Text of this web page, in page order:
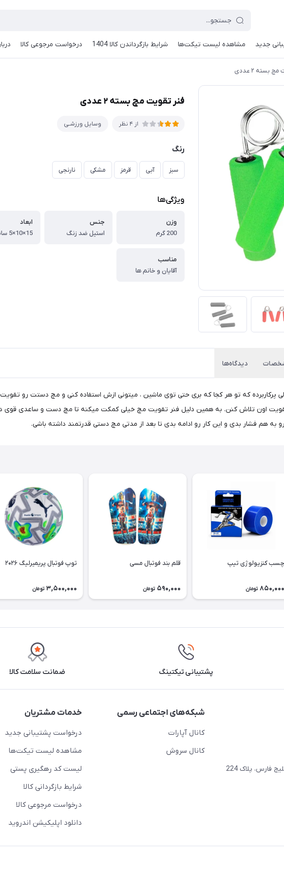
جدید مشاهده لیست تیکت‌ها شرایط بازگرداندن کالا 1404 درخواست مرجوعی کالا
بسته ۲ عددی
فنر تقویت مچ بسته ۲ عددی
از 4 نظر وسایل ورزشـی
رنگ
سبز آبی قرمز مشکی نارنجی
ویژگی‌ها
وزن
200 گرم
جنس
استیل ضد زنگ
ابعاد
15×10×5 سانتی متر
مناسب
آقایان و خانم ها
دیدگاه‌ها
که تو هر کجا که بری حتی توی ماشین ، میتونی ازش استفاده کنی و مچ دستت رو
اون تلاش کنن. به همین دلیل فنر تقویت مچ خیلی کمکت میکنه تا مچ دست و ساعدی قوی
به هم فشار بدی و این کار رو ادامه بدی تا بعد از مدتی مچ دستی قدرتمند داشته باشی.
چسب کنزیولوژی تیپ
850,000 تومان
قلم بند فوتبال مسی
590,000 تومان
توپ فوتبال پریمیرلیگ ۲۰۲۶
3,500,000 تومان
پشتیبانی تیکتینگ ضمانت سلامت کالا
فارس، پلاک 224
شبکه‌های اجتماعی رسمی
کانال آپارات
کانال سروش
خدمات مشتریان
درخواست پشتیبانی جدید
مشاهده لیست تیکت‌ها
لیست کد رهگیری پستی
شرایط بازگردانی کالا
درخواست مرجوعی کالا
دانلود اپلیکیشن اندروید